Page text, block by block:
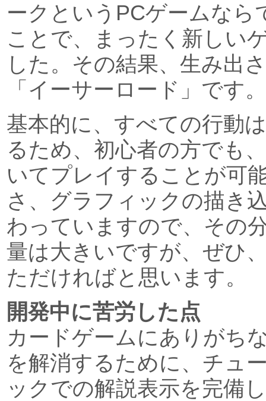
ークというPCゲームなら
ことで、まったく新しい
した。その結果、生み出
「イーサーロード」です。
基本的に、すべての行動
るため、初心者の方でも
いてプレイすることが可
さ、グラフィックの描き
わっていますので、その
量は大きいですが、ぜひ
ただければと思います。
開発中に苦労した点
カードゲームにありがち
を解消するために、チュ
ックでの解説表示を完備